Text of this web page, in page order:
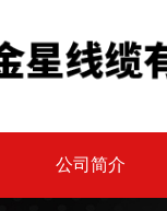
公司简介